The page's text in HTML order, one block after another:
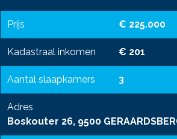
Prijs € 225.000
Kadastraal inkomen € 201
Aantal slaapkamers 3
Adres
Boskouter 26, 9500